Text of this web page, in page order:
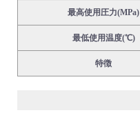
製品カタログダウンロード
最高使用圧力(MPa)
最低使用温度(℃)
特徴